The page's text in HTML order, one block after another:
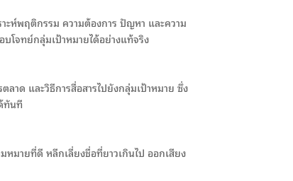
าะห์พฤติกรรม ความต้องการ ปัญหา และความ
โจทย์กลุ่มเป้าหมายได้อย่างแท้จริง
าด และวิธีการสื่อสารไปยังกลุ่มเป้าหมาย ซึ่ง
ทันที
หมายที่ดี หลีกเลี่ยงชื่อที่ยาวเกินไป ออกเสียง